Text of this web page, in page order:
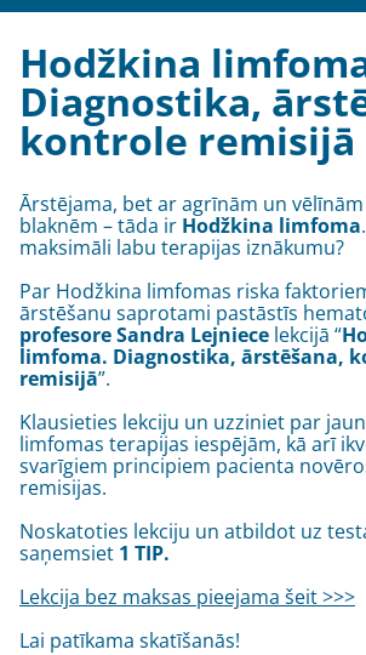
Hodžkina
Diagnostika,
kontrole remisijā
Ārstējama, bet ar agrīnām un
blaknēm – tāda ir Hodžkina limfoma
maksimāli labu terapijas iznākumu?
Par Hodžkina limfomas riska
ārstēšanu saprotami pastāstīs
profesore Sandra Lejniece lekcijā “
limfoma. Diagnostika, ārstēšana,
remisijā”.
Klausieties lekciju un uzziniet par
limfomas terapijas iespējām, kā arī
svarīgiem principiem pacienta
remisijas.
Noskatoties lekciju un atbildot uz
saņemsiet 1 TIP.
Lekcija bez maksas pieejama šeit >>>
Lai patīkama skatīšanās!